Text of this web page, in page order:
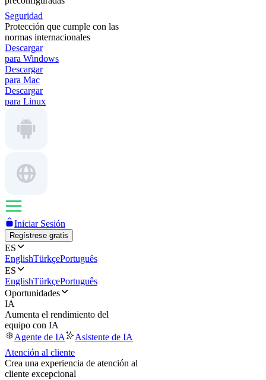
Seguridad
Protección que cumple con las
normas internacionales
Descargar
para Windows
Descargar
para Mac
Descargar
para Linux
Iniciar Sesión
Regístrese gratis
ES
EnglishTürkçePortuguês
ES
EnglishTürkçePortuguês
Oportunidades
IA
Aumenta el rendimiento del
equipo con IA
Agente de IA
Asistente de IA
Atención al cliente
Crea una experiencia de atención al
cliente excepcional